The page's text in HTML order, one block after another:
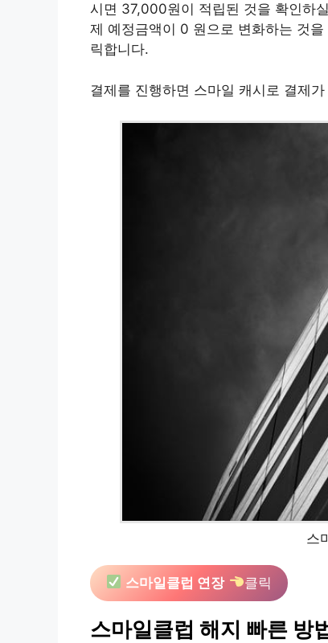
시면 37,000원이 적립된 것을 확인하
제 예정금액이 0 원으로 변화하는 것
릭합니다.
결제를 진행하면 스마일 캐시로 결제
스
스마일클럽 연장 클릭
스마일클럽 해지 빠른 방